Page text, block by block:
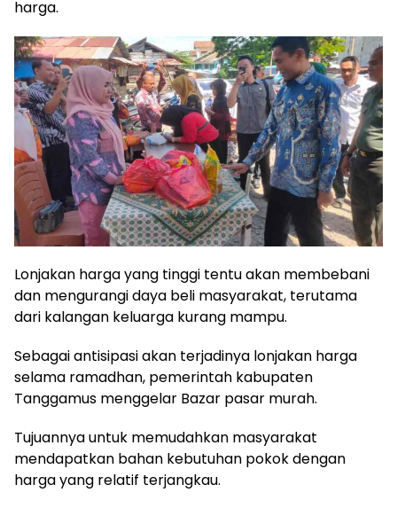
harga.
Lonjakan harga yang tinggi tentu akan membebani
dan mengurangi daya beli masyarakat, terutama
dari kalangan keluarga kurang mampu.
Sebagai antisipasi akan terjadinya lonjakan harga
selama ramadhan, pemerintah kabupaten
Tanggamus menggelar Bazar pasar murah.
Tujuannya untuk memudahkan masyarakat
mendapatkan bahan kebutuhan pokok dengan
harga yang relatif terjangkau.